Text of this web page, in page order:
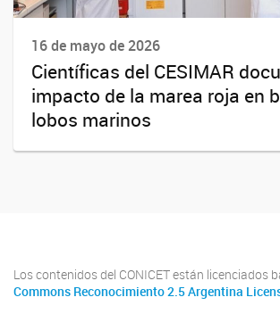
16 de mayo de 2026
Científicas del CESIMAR
impacto de la marea roja en
lobos marinos
Los contenidos del CONICET están licenciados
Commons Reconocimiento 2.5 Argentina